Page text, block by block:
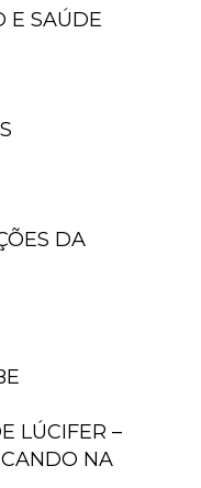
E SAÚDE
DA
LÚCIFER –
NA